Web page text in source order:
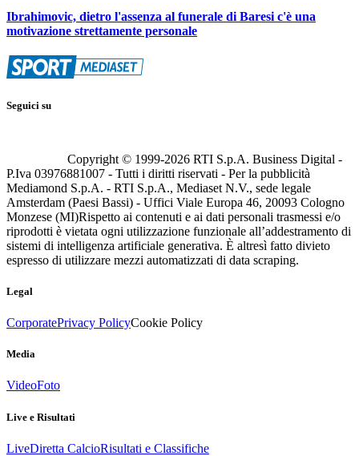
Ibrahimovic, dietro l'assenza al funerale di Baresi c'è una
motivazione strettamente personale
Seguici su
Copyright © 1999-2026 RTI S.p.A. Business Digital -
P.Iva 03976881007 - Tutti i diritti riservati - Per la pubblicità
Mediamond S.p.A. - RTI S.p.A., Mediaset N.V., sede legale
Amsterdam (Paesi Bassi) - Uffici Viale Europa 46, 20093 Cologno
Monzese (MI)Rispetto ai contenuti e ai dati personali trasmessi e/o
riprodotti è vietata ogni utilizzazione funzionale all’addestramento di
sistemi di intelligenza artificiale generativa. È altresì fatto divieto
espresso di utilizzare mezzi automatizzati di data scraping.
Legal
CorporatePrivacy PolicyCookie Policy
Media
VideoFoto
Live e Risultati
LiveDiretta CalcioRisultati e Classifiche